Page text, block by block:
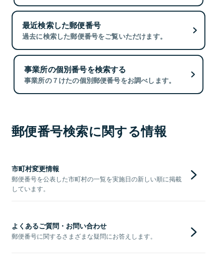
最近検索した郵便番号
過去に検索した郵便番号をご覧いただけます。
事業所の個別番号を検索する
事業所の７けたの個別郵便番号をお調べします。
郵便番号検索に関する情報
市町村変更情報
郵便番号を公表した市町村の一覧を実施日の新しい順に掲載
しています。
よくあるご質問・お問い合わせ
郵便番号に関するさまざまな疑問にお答えします。